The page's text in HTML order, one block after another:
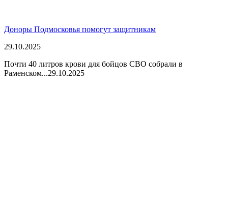
Доноры Подмосковья помогут защитникам
29.10.2025
Почти 40 литров крови для бойцов СВО собрали в
Раменском...29.10.2025